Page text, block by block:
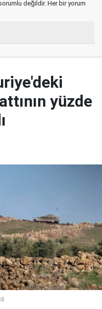
değildir. Her bir yorum
yüzde